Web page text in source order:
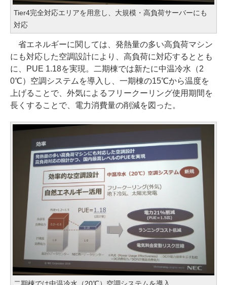
Tier4完全対応エリアを用意し、大規模・高負荷サーバーにも
対応
省エネルギーに関しては、発熱量の多い高負荷マシン
にも対応した空調設計により、高負荷に対応するととも
に、PUE 1.18を実現。二期棟では新たに中温冷水（2
0℃）空調システムを導入し、一期棟の15℃から温度を
上げることで、外気によるフリークーリング使用期間を
長くすることで、電力消費量の削減を図った。